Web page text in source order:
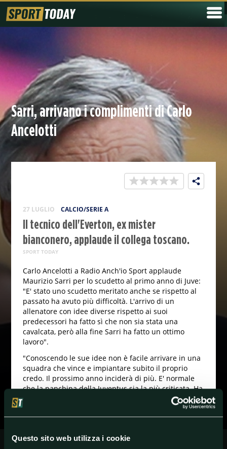
Questo sito web utilizza i cookie
Sarri, arrivano i complimenti di Carlo
Ancelotti
27 LUGLIO CALCIO/SERIE A
Il tecnico dell'Everton, ex mister
bianconero, applaude il collega toscano.
SPORT TODAY
Carlo Ancelotti a Radio Anch'io Sport applaude
Maurizio Sarri per lo scudetto al primo anno di Juve:
"E' stato uno scudetto meritato anche se rispetto al
passato ha avuto più difficoltà. L'arrivo di un
allenatore con idee diverse rispetto ai suoi
predecessori ha fatto sì che non sia stata una
cavalcata, però alla fine Sarri ha fatto un ottimo
lavoro".
"Conoscendo le sue idee non è facile arrivare in una
squadra che vince e impiantare subito il proprio
credo. Il prossimo anno inciderà di più. E' normale
che la panchina della Juventus sia la più criticata. Ha
fatto molto bene al Napoli e al Chelsea e merita di
stare su una grande panchina come quella della
Juve".